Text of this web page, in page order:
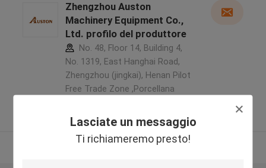
Lasciate un messaggio
Ti richiameremo presto!
Zhengzhou Auston
Machinery Equipment Co.,
Ltd. profilo del produttore
No. 48, Floor 14, Building 4,
No. 1319, East Hanghai Road,
Zhengzhou (jingkai), Henan Pilot
Free Trade Zone ,Porcellana
Fornitore verificato
Osservi più